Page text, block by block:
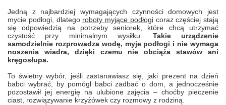
Jedną z najbardziej wymagających czynności domowych jest
mycie podłogi, dlatego roboty myjące podłogicoraz częściej stają
się odpowiedzią na potrzeby seniorek, które chcą utrzymać
czystość przy minimalnym wysiłku. Takie urządzenie
samodzielnie rozprowadza wodę, myje podłogi i nie wymaga
noszenia wiadra, dzięki czemu nie obciąża stawów ani
kręgosłupa.
To świetny wybór, jeśli zastanawiasz się, jaki prezent na dzień
babci wybrać, by pomógł babci zadbać o dom, a jednocześnie
pozostawił jej energię na ulubione zajęcia – choćby pieczenie
ciast, rozwiązywanie krzyżówek czy rozmowy z rodziną.